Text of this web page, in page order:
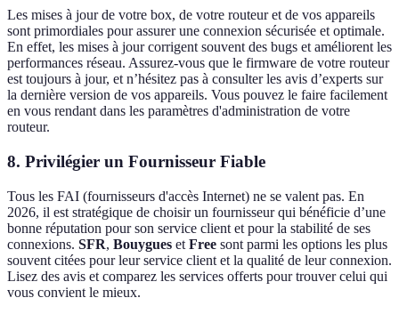
Les mises à jour de votre box, de votre routeur et de vos appareils
sont primordiales pour assurer une connexion sécurisée et optimale.
En effet, les mises à jour corrigent souvent des bugs et améliorent les
performances réseau. Assurez-vous que le firmware de votre routeur
est toujours à jour, et n’hésitez pas à consulter les avis d’experts sur
la dernière version de vos appareils. Vous pouvez le faire facilement
en vous rendant dans les paramètres d'administration de votre
routeur.
8. Privilégier un Fournisseur Fiable
Tous les FAI (fournisseurs d'accès Internet) ne se valent pas. En
2026, il est stratégique de choisir un fournisseur qui bénéficie d’une
bonne réputation pour son service client et pour la stabilité de ses
connexions. SFR, Bouygues et Free sont parmi les options les plus
souvent citées pour leur service client et la qualité de leur connexion.
Lisez des avis et comparez les services offerts pour trouver celui qui
vous convient le mieux.